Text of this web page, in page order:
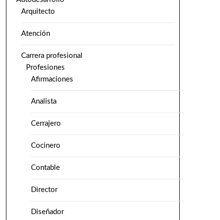
Arquitecto
Atención
Carrera profesional
Profesiones
Afirmaciones
Analista
Cerrajero
Cocinero
Contable
Director
Diseñador